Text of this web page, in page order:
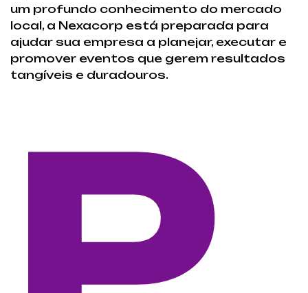
um profundo conhecimento do mercado
local, a Nexacorp está preparada para
ajudar sua empresa a planejar, executar e
promover eventos que gerem resultados
tangíveis e duradouros.